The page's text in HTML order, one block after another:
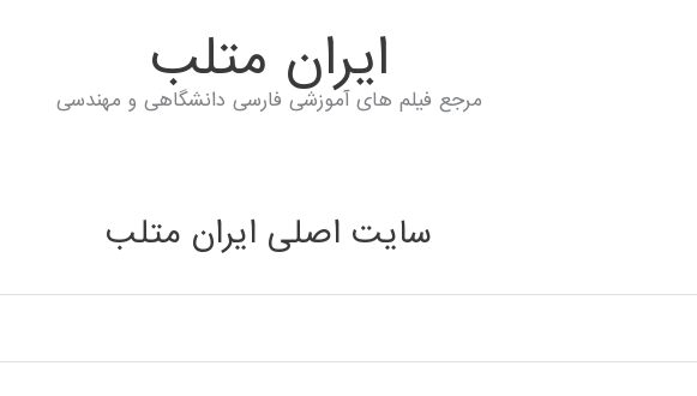
ايران متلب
مرجع فیلم های آموزشی فارسی دانشگاهی و مهندسی
سایت اصلی ایران متلب